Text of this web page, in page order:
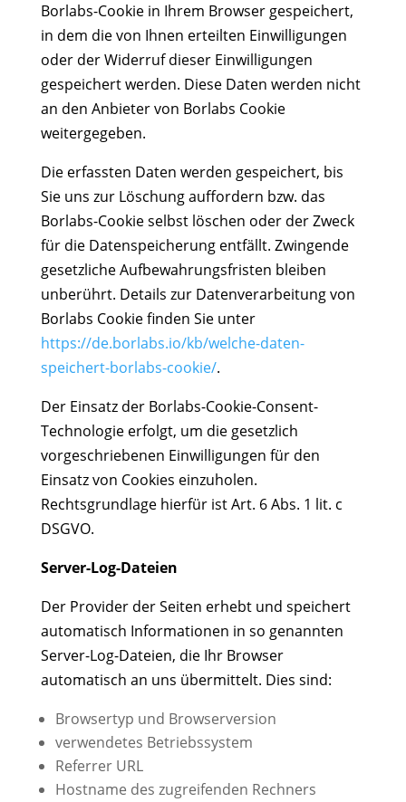
Borlabs-Cookie in Ihrem Browser gespeichert,
in dem die von Ihnen erteilten Einwilligungen
oder der Widerruf dieser Einwilligungen
gespeichert werden. Diese Daten werden nicht
an den Anbieter von Borlabs Cookie
weitergegeben.
Die erfassten Daten werden gespeichert, bis
Sie uns zur Löschung auffordern bzw. das
Borlabs-Cookie selbst löschen oder der Zweck
für die Datenspeicherung entfällt. Zwingende
gesetzliche Aufbewahrungsfristen bleiben
unberührt. Details zur Datenverarbeitung von
Borlabs Cookie finden Sie unter
https://de.borlabs.io/kb/welche-daten-
speichert-borlabs-cookie/.
Der Einsatz der Borlabs-Cookie-Consent-
Technologie erfolgt, um die gesetzlich
vorgeschriebenen Einwilligungen für den
Einsatz von Cookies einzuholen.
Rechtsgrundlage hierfür ist Art. 6 Abs. 1 lit. c
DSGVO.
Server-Log-Dateien
Der Provider der Seiten erhebt und speichert
automatisch Informationen in so genannten
Server-Log-Dateien, die Ihr Browser
automatisch an uns übermittelt. Dies sind:
Browsertyp und Browserversion
verwendetes Betriebssystem
Referrer URL
Hostname des zugreifenden Rechners